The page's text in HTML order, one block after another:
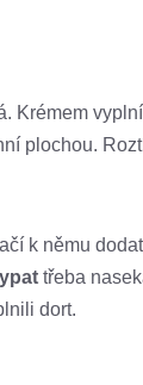
Krémem
plochou.
k němu
třeba
dort.